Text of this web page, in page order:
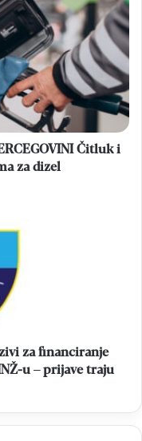
Čitluk i
za dizel
za financiranje
u – prijave traju